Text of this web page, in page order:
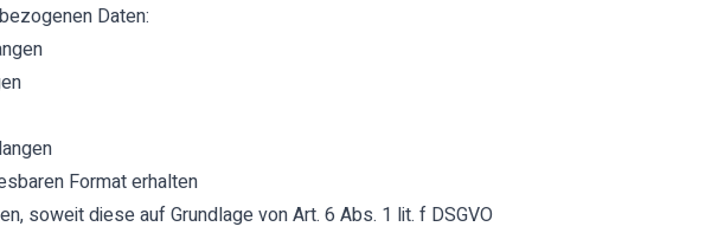
Daten:
Format erhalten
soweit diese auf Grundlage von Art. 6 Abs. 1 lit. f DSGVO